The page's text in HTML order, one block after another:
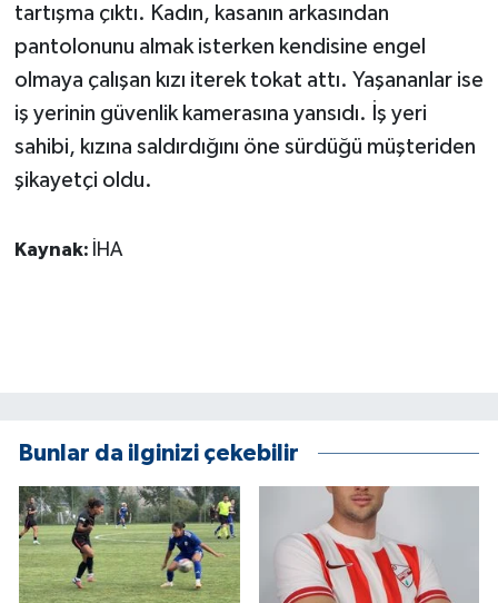
tartışma çıktı. Kadın, kasanın arkasından
pantolonunu almak isterken kendisine engel
olmaya çalışan kızı iterek tokat attı. Yaşananlar ise
iş yerinin güvenlik kamerasına yansıdı. İş yeri
sahibi, kızına saldırdığını öne sürdüğü müşteriden
şikayetçi oldu.
Kaynak: İHA
Bunlar da ilginizi çekebilir
Otomobil
POLİTİKA
Sağlık
ÜLKE GÜNDEMİ
YAŞAM
YEREL